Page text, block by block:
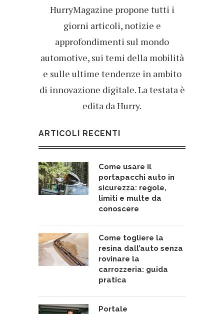
HurryMagazine propone tutti i
giorni articoli, notizie e
approfondimenti sul mondo
automotive, sui temi della mobilità
e sulle ultime tendenze in ambito
di innovazione digitale. La testata è
edita da Hurry.
ARTICOLI RECENTI
Come usare il
portapacchi auto in
sicurezza: regole,
limiti e multe da
conoscere
Come togliere la
resina dall’auto senza
rovinare la
carrozzeria: guida
pratica
Portale